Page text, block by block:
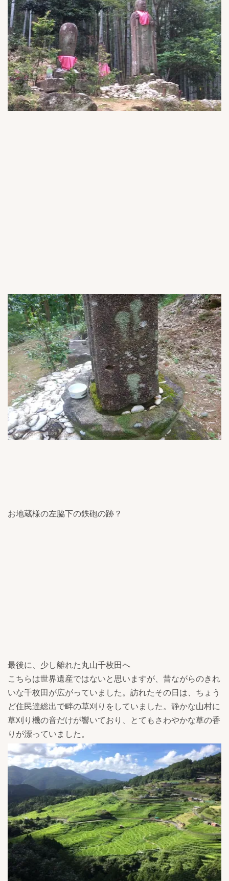
お地蔵様の左脇下の鉄砲の跡？
最後に、少し離れた丸山千枚田へ
こちらは世界遺産ではないと思いますが、昔ながらのきれ
いな千枚田が広がっていました。訪れたその日は、ちょう
ど住民達総出で畔の草刈りをしていました。静かな山村に
草刈り機の音だけが響いており、とてもさわやかな草の香
りが漂っていました。